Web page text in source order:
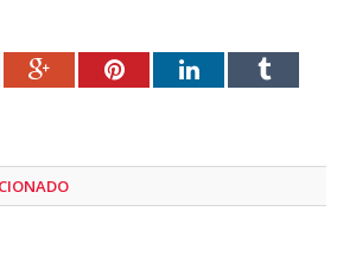
Google+PinterestLinkedInTumblr